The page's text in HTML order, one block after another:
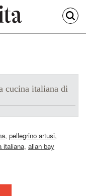
cucina italiana di
, pellegrino artusi,
italiana, allan bay